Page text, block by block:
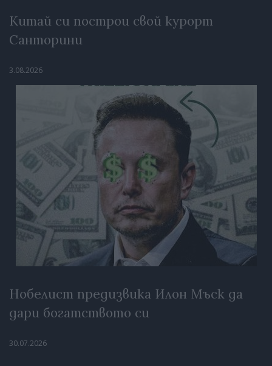
Китай си построи свой курорт
Санторини
3.08.2026
Нобелист предизвика Илон Мъск да
дари богатството си
30.07.2026